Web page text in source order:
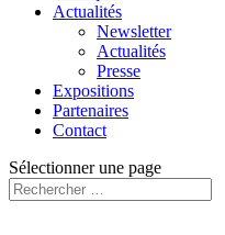
Actualités
Newsletter
Actualités
Presse
Expositions
Partenaires
Contact
Sélectionner une page